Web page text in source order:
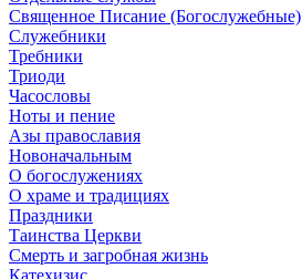
Священное Писание (Богослужебные)
Служебники
Требники
Триоди
Часословы
Ноты и пение
Азы православия
Новоначальным
О богослужениях
О храме и традициях
Праздники
Таинства Церкви
Смерть и загробная жизнь
Катехизис